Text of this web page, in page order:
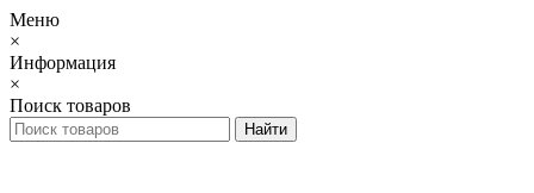
Меню
×
Информация
×
Поиск товаров